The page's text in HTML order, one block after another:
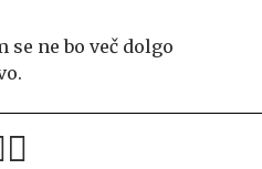
se ne bo več dolgo